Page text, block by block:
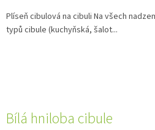
Plíseň cibulová na cibuli Na všech
typů cibule (kuchyňská, šalot...
Bílá hniloba cibule